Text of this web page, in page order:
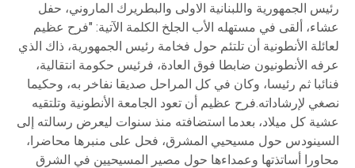
رئيس الجمهورية واللبنانية الاولى والبطريرك الماروني، حفل
عشاء، ألقى في مستهله الأب الجلخ الكلمة الآتية: "فرح عظيم
لعائلة الأنطونية أن تلتئم حول فخامة رئيس الجمهورية، ذاك الذي
عرفه الأنطونيون ضابطا فوق العادة، فرئيس حكومة انتقالية،
فنائبا ثم رئيسا، وكان في كل المراحل صديقا نفاخر به، وحكيما
نصغي لإرشاداته.فرح عظيم أن تعود الجامعة الأنطونية وتلتقيه
عشية كل ميلاد، بعدما استضافته منذ سنوات ليعرض رسالته إلى
السينودس حول مسيحيي المشرق، فحل على منبرها محاضرا،
محاورا أساتذتها وعمداءها حول مصير المسيحيين في الشرق